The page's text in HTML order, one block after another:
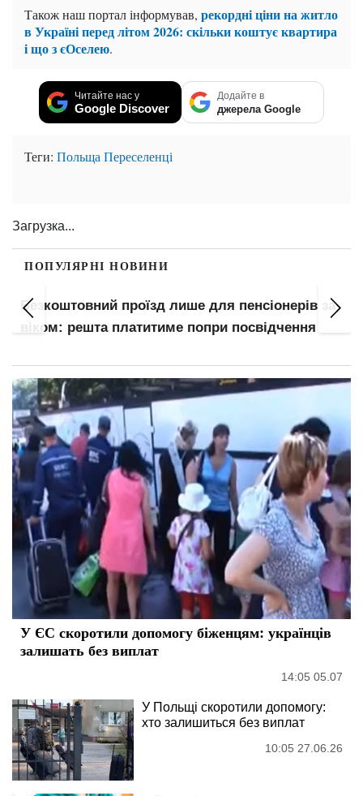
Також наш портал інформував, рекордні ціни на житло
в Україні перед літом 2026: скільки коштує квартира
і що з єОселею.
Читайте нас у
Google Discover
Додайте в
джерела Google
Теги: ПольщаПереселенці
Загрузка...
ПОПУЛЯРНІ НОВИНИ
Безкоштовний проїзд лише для пенсіонерів за
віком: решта платитиме попри посвідчення
У ЄС скоротили допомогу біженцям: українців
залишать без виплат
14:05 05.07
У Польщі скоротили допомогу:
хто залишиться без виплат
10:05 27.06.26